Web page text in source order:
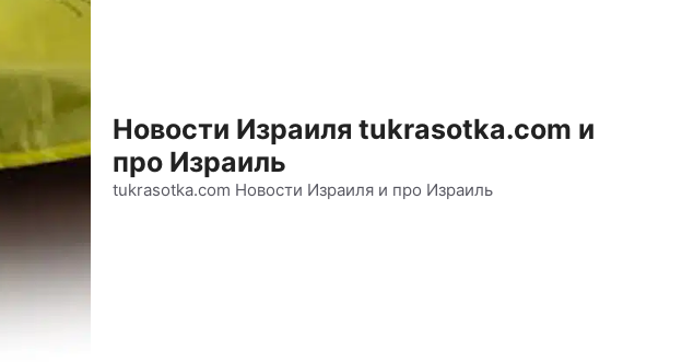
Новости Израиля tukrasotka.com и
про Израиль
tukrasotka.com Новости Израиля и про Израиль